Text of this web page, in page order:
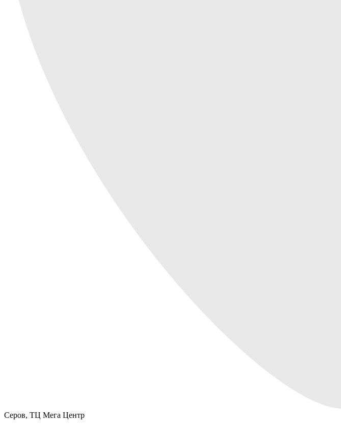
Серов, ТЦ Мега Центр